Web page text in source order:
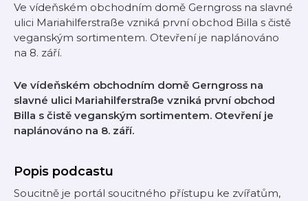
Ve vídeňském obchodním domě Gerngross na slavné
ulici Mariahilferstraße vzniká první obchod Billa s čistě
veganským sortimentem. Otevření je naplánováno
na 8. září.
Ve vídeňském obchodním domě Gerngross na
slavné ulici Mariahilferstraße vzniká první obchod
Billa s čistě veganským sortimentem. Otevření je
naplánováno na 8. září.
Popis podcastu
Soucitně je portál soucitného přístupu ke zvířatům,